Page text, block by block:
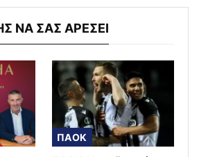
ΝΑ ΣΑΣ ΑΡΕΣΕΙ
ΠΑΟΚ